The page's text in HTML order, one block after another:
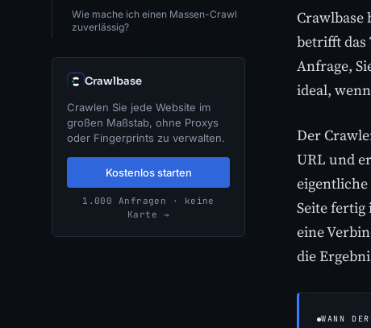
Wie mache ich einen Massen-Crawl
zuverlässig?
Crawlbase
Crawlen Sie jede Website im
großen Maßstab, ohne Proxys
oder Fingerprints zu verwalten.
Kostenlos starten
1.000 Anfragen · keine
Karte →
betrifft das
Anfrage,
ideal,
Der
URL und
Seite fertig
eine
die
WANN